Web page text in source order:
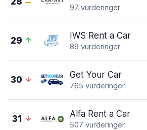
97 vurderinger
29 IWS Rent a Car
89 vurderinger
30 Get Your Car
765 vurderinger
31 Alfa Rent a Car
507 vurderinger